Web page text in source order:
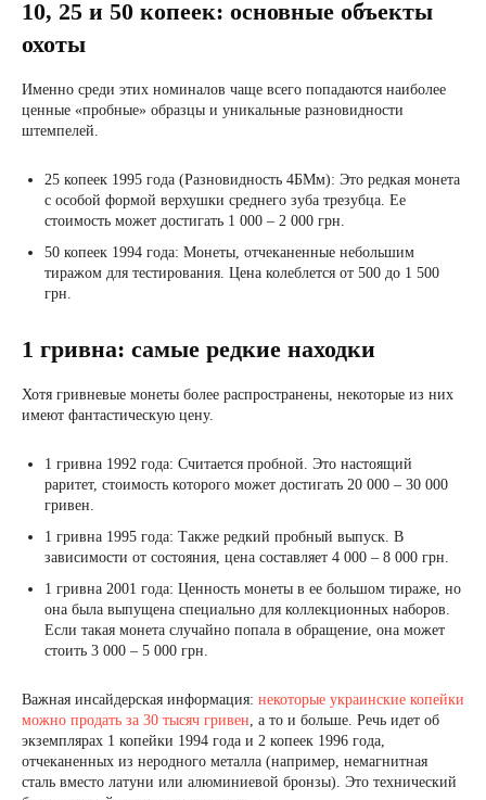
10, 25 и 50 копеек: основные объекты
охоты
Именно среди этих номиналов чаще всего попадаются наиболее
ценные «пробные» образцы и уникальные разновидности
штемпелей.
25 копеек 1995 года (Разновидность 4БМм): Это редкая монета
с особой формой верхушки среднего зуба трезубца. Ее
стоимость может достигать 1 000 – 2 000 грн.
50 копеек 1994 года: Монеты, отчеканенные небольшим
тиражом для тестирования. Цена колеблется от 500 до 1 500
грн.
1 гривна: самые редкие находки
Хотя гривневые монеты более распространены, некоторые из них
имеют фантастическую цену.
1 гривна 1992 года: Считается пробной. Это настоящий
раритет, стоимость которого может достигать 20 000 – 30 000
гривен.
1 гривна 1995 года: Также редкий пробный выпуск. В
зависимости от состояния, цена составляет 4 000 – 8 000 грн.
1 гривна 2001 года: Ценность монеты в ее большом тираже, но
она была выпущена специально для коллекционных наборов.
Если такая монета случайно попала в обращение, она может
стоить 3 000 – 5 000 грн.
Важная инсайдерская информация: некоторые украинские копейки
можно продать за 30 тысяч гривен, а то и больше. Речь идет об
экземплярах 1 копейки 1994 года и 2 копеек 1996 года,
отчеканенных из неродного металла (например, немагнитная
сталь вместо латуни или алюминиевой бронзы). Это технический